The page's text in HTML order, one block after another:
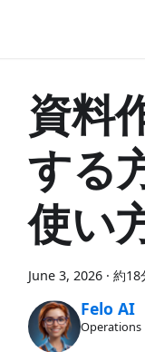
資料
する
使い
June 3, 2026 · 約18
Felo AI
Operations